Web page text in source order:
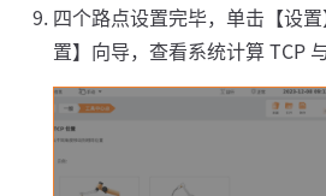
四个路点设置完毕，单击【设
置】向导，查看系统计算 TCP